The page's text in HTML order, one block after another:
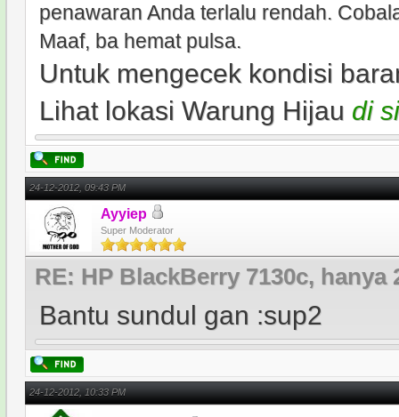
penawaran Anda terlalu rendah.
Maaf, ba hemat pulsa.
Untuk mengecek kondisi
Lihat lokasi Warung Hijau di
24-12-2012, 09:43 PM
Ayyiep
Super Moderator
RE: HP BlackBerry 7130c, hanya
Bantu sundul gan :sup2
24-12-2012, 10:33 PM